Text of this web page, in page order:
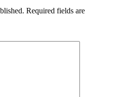
Required fields are